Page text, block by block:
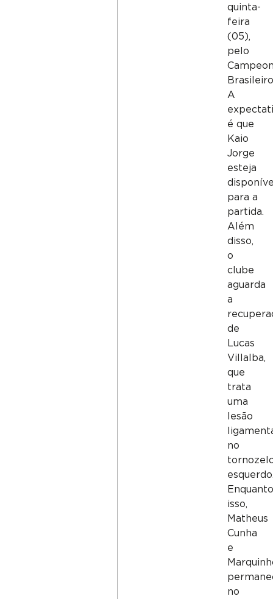
quinta-
feira
(05),
pelo
A
é que
Kaio
Jorge
esteja
para a
partida.
Além
disso,
o
clube
aguarda
a
de
Lucas
Villalba,
que
trata
uma
lesão
no
isso,
Matheus
Cunha
e
no